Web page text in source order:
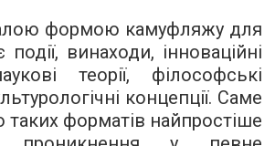
формою камуфляжу для
події, винаходи, інноваційні
теорії, філософські
концепції. Саме
форматів найпростіше